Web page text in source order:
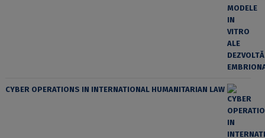
CYBER OPERATIONS IN INTERNATIONAL HUMANITARIAN LAW